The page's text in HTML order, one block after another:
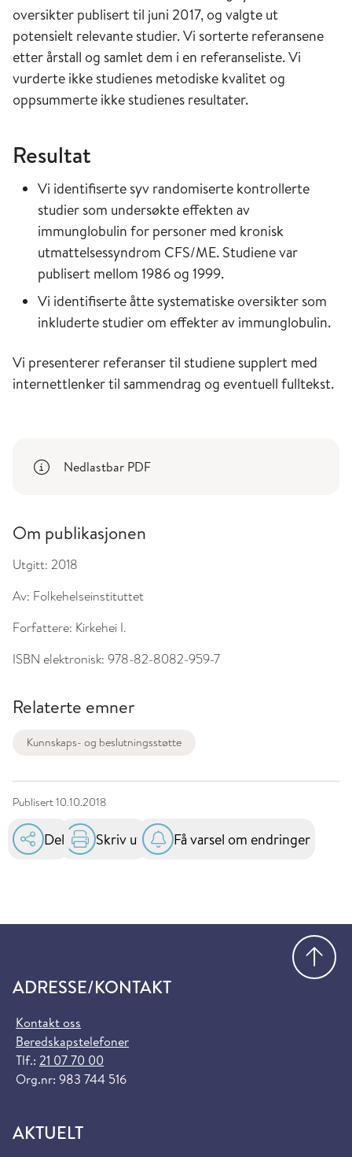
oversikter publisert til juni 2017, og valgte ut
potensielt relevante studier. Vi sorterte referansene
etter årstall og samlet dem i en referanseliste. Vi
vurderte ikke studienes metodiske kvalitet og
oppsummerte ikke studienes resultater.
Resultat
Vi identifiserte syv randomiserte kontrollerte
studier som undersøkte effekten av
immunglobulin for personer med kronisk
utmattelsessyndrom CFS/ME. Studiene var
publisert mellom 1986 og 1999.
Vi identifiserte åtte systematiske oversikter som
inkluderte studier om effekter av immunglobulin.
Vi presenterer referanser til studiene supplert med
internettlenker til sammendrag og eventuell fulltekst.
Nedlastbar PDF
Om publikasjonen
Utgitt: 2018
Av: Folkehelseinstituttet
Forfattere: Kirkehei I.
ISBN elektronisk: 978-82-8082-959-7
Relaterte emner
Kunnskaps- og beslutningsstøtte
Publisert10.10.2018
Del Skriv ut Få varsel om endringer
ADRESSE/KONTAKT
Kontakt oss
Beredskapstelefoner
Tlf.: 21 07 70 00
Org.nr: 983 744 516
AKTUELT